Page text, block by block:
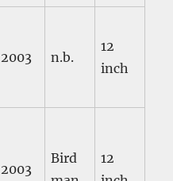
2003 n.b.
12
inch
2003
Bird
12